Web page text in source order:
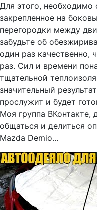
Для этого, необходимо
закрепленное на
перегородки между
забудьте об
один раз качественно,
раз. Сил и времени
тщательной
значительный
прослужит и будет
Моя группа ВКонтакте,
общаться и делиться
Mazda Demio...